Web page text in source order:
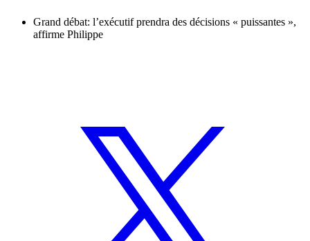
Grand débat: l’exécutif prendra des décisions « puissantes »,
affirme Philippe